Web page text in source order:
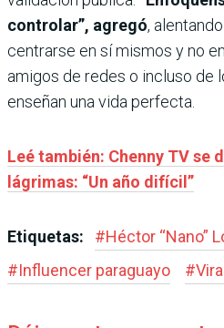
controlar”, agregó,
centrarse en sí mismos y no
amigos de redes o incluso de
enseñan una vida perfecta.
Leé también: Chenny TV se
lágrimas: “Un año difícil”
Etiquetas: #Héctor “Nano”
#Influencer paraguayo #